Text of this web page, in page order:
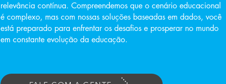
relevância contínua. Compreendemos que o cenário educacional
é complexo, mas com nossas soluções baseadas em dados, você
está preparado para enfrentar os desafios e prosperar no mundo
em constante evolução da educação.